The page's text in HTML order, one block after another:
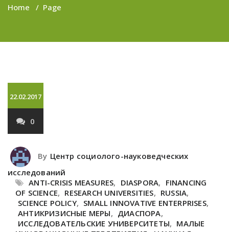
Home / Page
22.02.2017
0
By Центр социолого-науковедческих
исследований
ANTI-CRISIS MEASURES, DIASPORA, FINANCING
OF SCIENCE, RESEARCH UNIVERSITIES, RUSSIA,
SCIENCE POLICY, SMALL INNOVATIVE ENTERPRISES,
АНТИКРИЗИСНЫЕ МЕРЫ, ДИАСПОРА,
ИССЛЕДОВАТЕЛЬСКИЕ УНИВЕРСИТЕТЫ, МАЛЫЕ